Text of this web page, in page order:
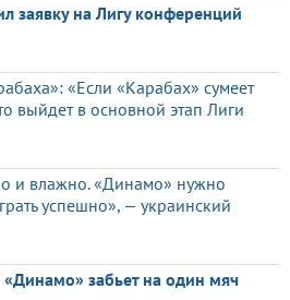
заявку на Лигу конференций
«Если «Карабах» сумеет
выйдет в основной этап Лиги
и влажно. «Динамо» нужно
успешно», — украинский
забьет на один мяч